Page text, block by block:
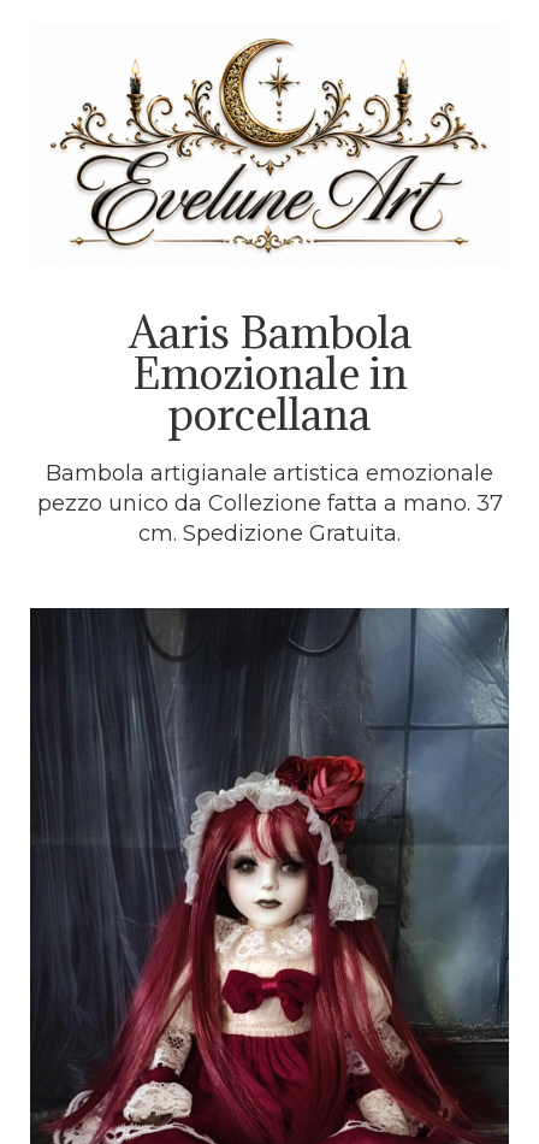
Aaris Bambola
Emozionale in
porcellana
Bambola artigianale artistica emozionale
pezzo unico da Collezione fatta a mano. 37
cm. Spedizione Gratuita.